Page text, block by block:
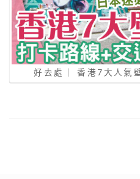
好去處｜ 香港7大人氣